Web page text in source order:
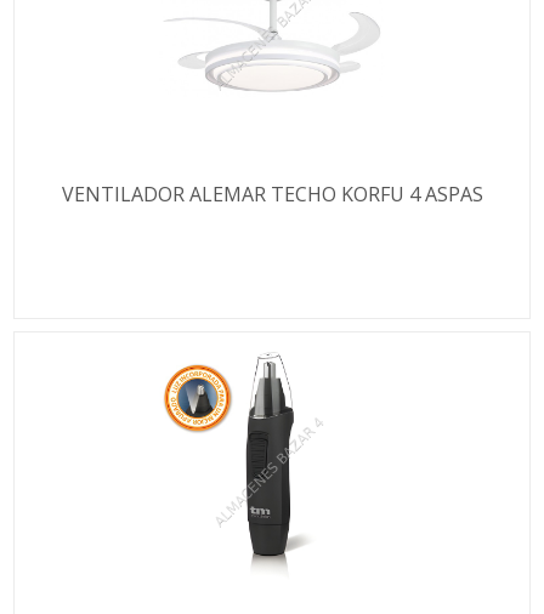
VENTILADOR ALEMAR TECHO KORFU 4 ASPAS